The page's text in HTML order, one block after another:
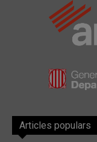
Articles populars